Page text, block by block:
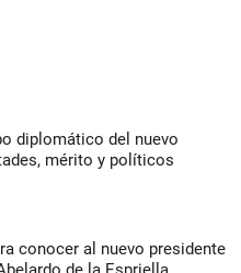
diplomático del nuevo
mérito y políticos
conocer al nuevo presidente